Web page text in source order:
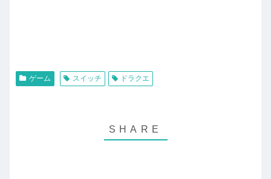
ゲーム スイッチ ドラクエ